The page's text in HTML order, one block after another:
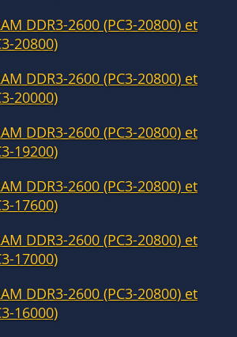
DDR3-2600 (PC3-20800) et
20800)
DDR3-2600 (PC3-20800) et
20000)
DDR3-2600 (PC3-20800) et
19200)
DDR3-2600 (PC3-20800) et
17600)
DDR3-2600 (PC3-20800) et
17000)
DDR3-2600 (PC3-20800) et
16000)